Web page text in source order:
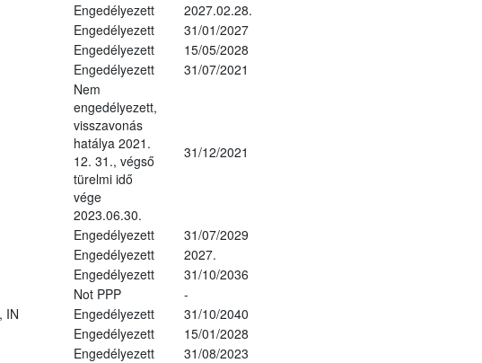
Engedélyezett
2027.02.28.
Engedélyezett
31/01/2027
Engedélyezett
15/05/2028
Engedélyezett 31/07/2021
Nem
engedélyezett,
visszavonás
hatálya 2021.
12. 31., végső
türelmi idő
vége
2023.06.30.
31/12/2021
Engedélyezett
31/07/2029
Engedélyezett
2027.
Engedélyezett
31/10/2036
Not PPP
-
IN Engedélyezett
31/10/2040
Engedélyezett
15/01/2028
Engedélyezett 31/08/2023